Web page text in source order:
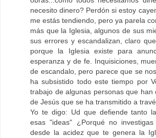
necesito dinero? Perdón si estoy
me estás tendiendo, pero ya parela
más que la Iglesia, algunos de sus
sus errores y escandalizan, claro
porque la Iglesia existe para
esperanza y de fe. Inquisiciones,
de escandalo, pero parece que se
ha subsistido todo este tiempo por
trabajo de algunas personas que han
de Jesús que se ha transmitido a
Yo te digo: Ud que defiende tanto
esas "ideas" ¿Porqué no
desde la acidez que te genera la